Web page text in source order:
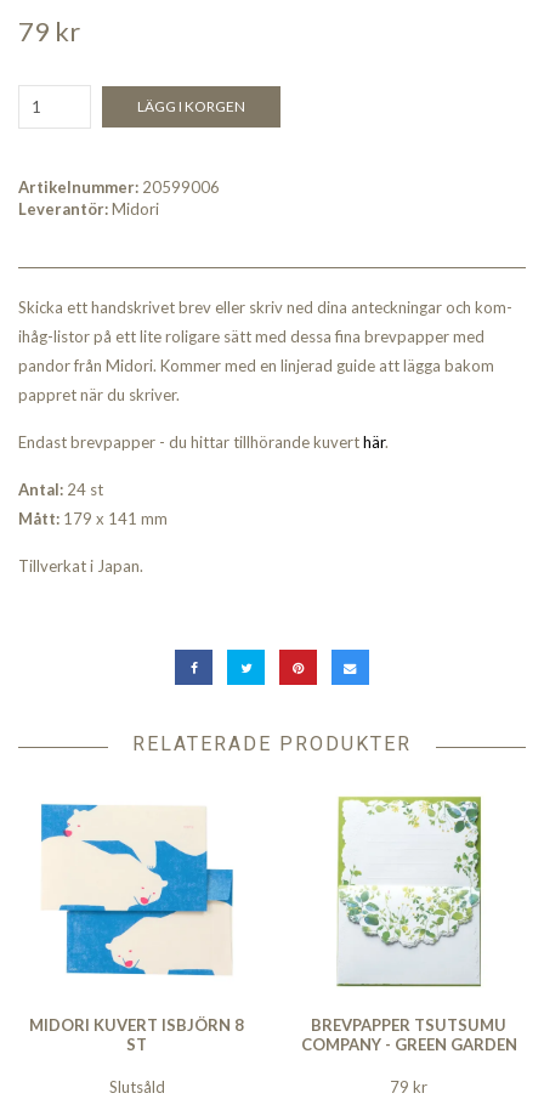
79 kr
LÄGG I KORGEN
Artikelnummer: 20599006
Leverantör:Midori
Skicka ett handskrivet brev eller skriv ned dina anteckningar och kom-
ihåg-listor på ett lite roligare sätt med dessa fina brevpapper med
pandor från Midori. Kommer med en linjerad guide att lägga bakom
pappret när du skriver.
Endast brevpapper - du hittar tillhörande kuverthär.
Antal: 24 st
Mått: 179 x 141 mm
Tillverkat i Japan.
RELATERADE PRODUKTER
MIDORI KUVERT ISBJÖRN 8
ST
Slutsåld
BREVPAPPER TSUTSUMU
COMPANY - GREEN GARDEN
79 kr